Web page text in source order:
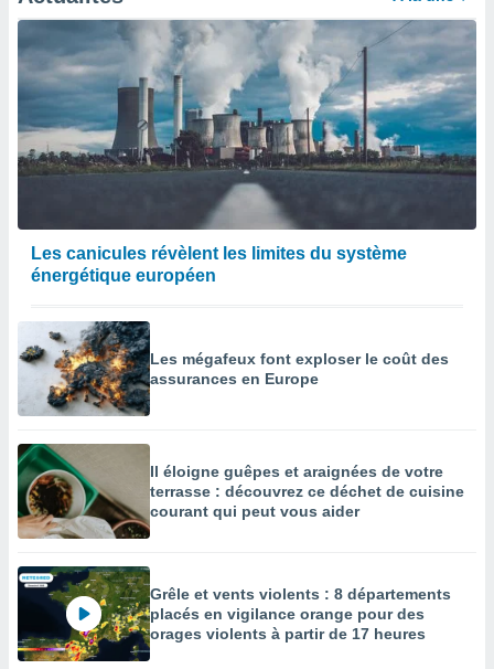
Les canicules révèlent les limites du système
énergétique européen
Les mégafeux font exploser le coût des
assurances en Europe
Il éloigne guêpes et araignées de votre
terrasse : découvrez ce déchet de cuisine
courant qui peut vous aider
Grêle et vents violents : 8 départements
placés en vigilance orange pour des
orages violents à partir de 17 heures